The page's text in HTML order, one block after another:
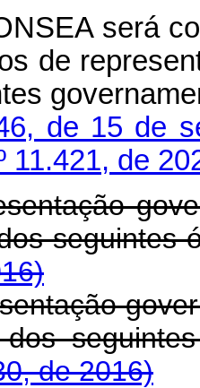
será
de
de 15 de
11.421, de
seguintes
dos
de 2016)